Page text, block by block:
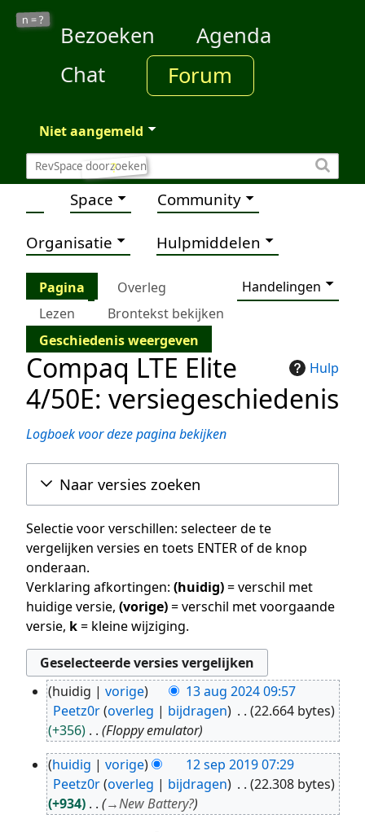
?
n =?
Bezoeken
Agenda
Chat
Forum
Niet aangemeld
Space Community
Organisatie Hulpmiddelen
Pagina Overleg
Handelingen
Lezen
Brontekst bekijken
Geschiedenis weergeven
Hulp
Compaq LTE Elite
4/50E: versiegeschiedenis
Logboek voor deze pagina bekijken
Naar versies zoeken
Selectie voor verschillen: selecteer de te
vergelijken versies en toets ENTER of de knop
onderaan.
Verklaring afkortingen: (huidig)= verschil met
huidige versie, (vorige)= verschil met voorgaande
versie, k= kleine wijziging.
13
aug
2024
huidig vorige
13 aug 2024 09:57
Peetz0r overleg bijdragen
22.664 bytes
+356
Floppy emulator
12
sep
2019
huidig vorige
12 sep 2019 07:29
Peetz0r overleg bijdragen
22.308 bytes
+934
→New Battery?